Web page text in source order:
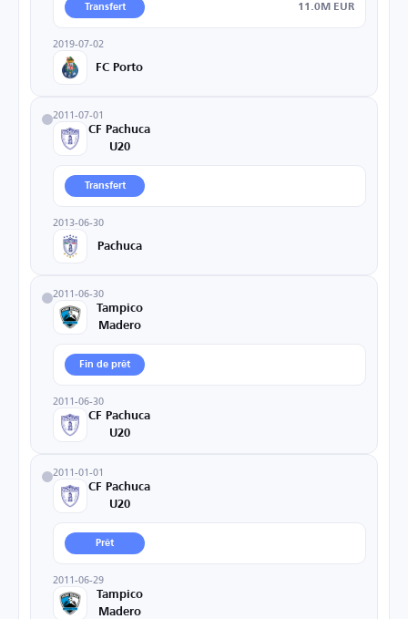
Transfert 11.0M EUR
2019-07-02
FC Porto
2011-07-01
CF Pachuca
U20
Transfert
2013-06-30
Pachuca
2011-06-30
Tampico
Madero
Fin de prêt
2011-06-30
CF Pachuca
U20
2011-01-01
CF Pachuca
U20
Prêt
2011-06-29
Tampico
Madero